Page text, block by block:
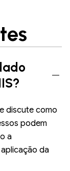
discute como
podem
a
da